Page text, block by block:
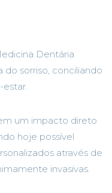
Dentária
sorriso, conciliando
um impacto direto
hoje possível
através de
invasivas.